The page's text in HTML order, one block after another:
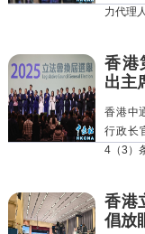
力代理
香港
出主
香港中
行政长
4（3）
香港
倡放